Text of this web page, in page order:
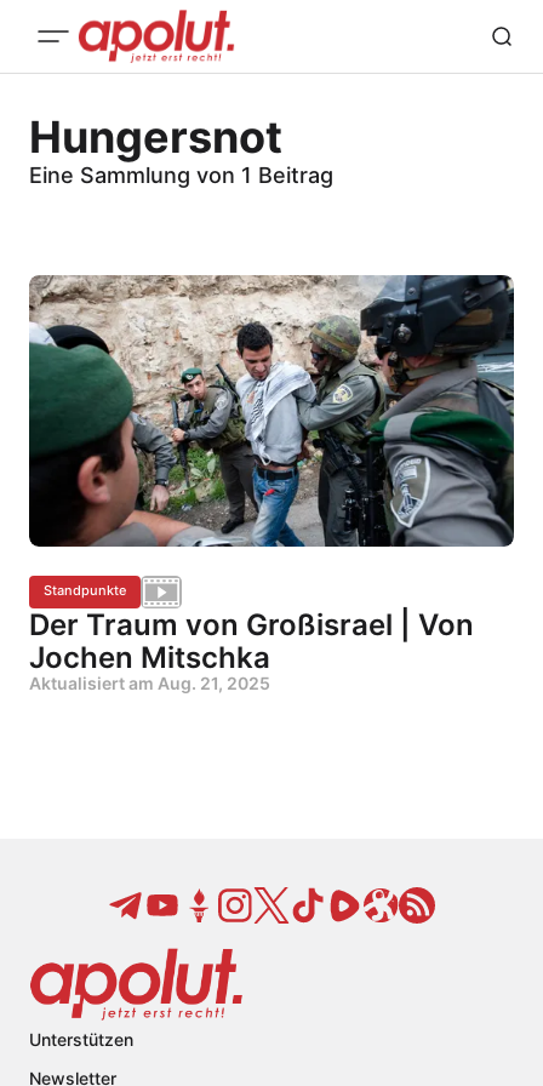
Hungersnot
Eine Sammlung von 1 Beitrag
Standpunkte
Der Traum von Großisrael | Von
Jochen Mitschka
Aktualisiert am Aug. 21, 2025
Unterstützen
Newsletter